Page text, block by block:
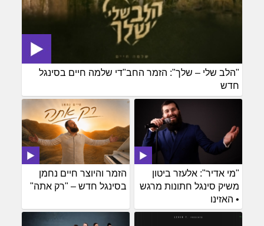
"הלב שלי – שלך": הזמר החב"די שלמה חיים בסינגל
חדש
הזמר והיוצר חיים נחמן
בסינגל חדש – "רק אתה"
"מי אדיר": אלעזר ביטון
משיק סינגל חתונות מרגש
• האזינו